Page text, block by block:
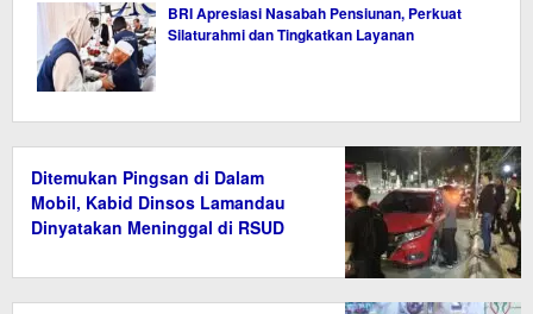
BRI Apresiasi Nasabah Pensiunan, Perkuat
Silaturahmi dan Tingkatkan Layanan
Ditemukan Pingsan di Dalam
Mobil, Kabid Dinsos Lamandau
Dinyatakan Meninggal di RSUD